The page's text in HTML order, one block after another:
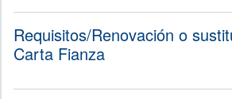
Requisitos/Renovación o
Carta Fianza